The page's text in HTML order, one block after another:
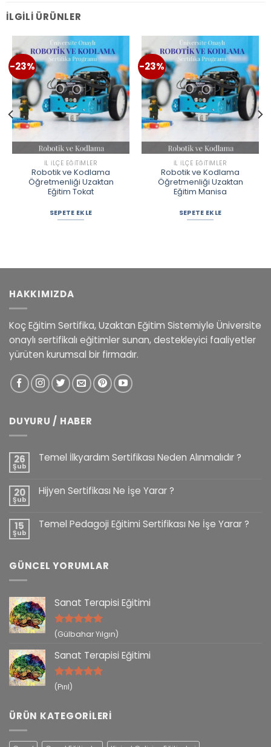
İLGILI ÜRÜNLER
-23%
İL İLÇE EĞITIMLER
Robotik ve Kodlama
Öğretmenliği Uzaktan
Eğitim Tokat
SEPETE EKLE
-23%
İL İLÇE EĞITIMLER
Robotik ve Kodlama
Öğretmenliği Uzaktan
Eğitim Manisa
SEPETE EKLE
HAKKIMIZDA
Koç Eğitim Sertifika, Uzaktan Eğitim Sistemiyle Üniversite
onaylı sertifikalı eğitimler sunan, destekleyici faaliyetler
yürüten kurumsal bir firmadır.
DUYURU / HABER
26
Şub
Temel İlkyardım Sertifikası Neden Alınmalıdır ?
20
Şub
Hijyen Sertifikası Ne İşe Yarar ?
15
Şub
Temel Pedagoji Eğitimi Sertifikası Ne İşe Yarar ?
GÜNCEL YORUMLAR
Sanat Terapisi Eğitimi
5 üzerinden
(Gülbahar Yılgın)
Sanat Terapisi Eğitimi
5 üzerinden
(Pırıl)
ÜRÜN KATEGORILERI